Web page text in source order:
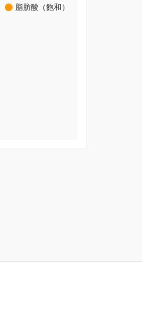
脂肪酸（飽和）